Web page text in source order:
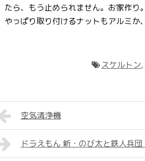
たら、もう止められません。お家作り
やっぱり取り付けるナットもアルミか
スケルトン,
空気清浄機
ドラえもん 新・のび太と鉄人兵